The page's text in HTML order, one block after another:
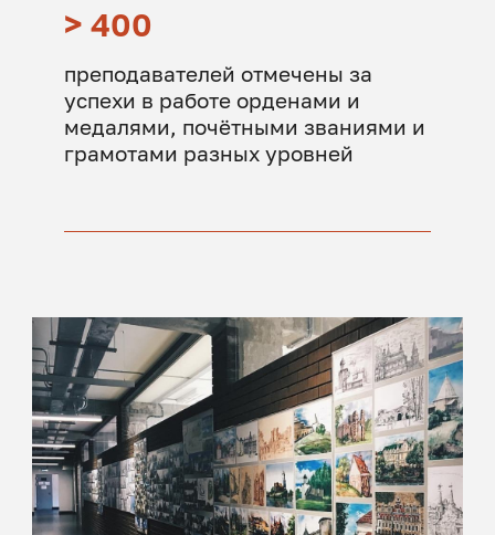
> 400
преподавателей отмечены за
успехи в работе орденами и
медалями, почётными званиями и
грамотами разных уровней